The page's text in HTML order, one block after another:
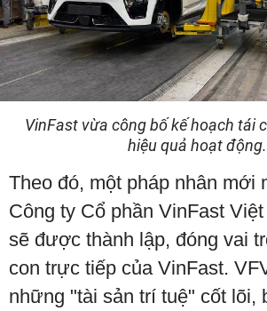
VinFast vừa công bố kế hoạch tái
hiệu quả hoạt động.
Theo đó, một pháp nhân mới
Công ty Cổ phần VinFast
sẽ được thành lập, đóng vai
con trực tiếp của VinFast.
những "tài sản trí tuệ" cốt lõi,